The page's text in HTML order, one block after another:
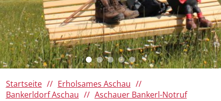
Startseite
Erholsames Aschau
Bankerldorf Aschau
Aschauer Bankerl-Notruf
150 Jahre Familie von Cramer-
Klett
Ausflugsziele
Winter
Panoramen 360°
Barrierefreies Aschau